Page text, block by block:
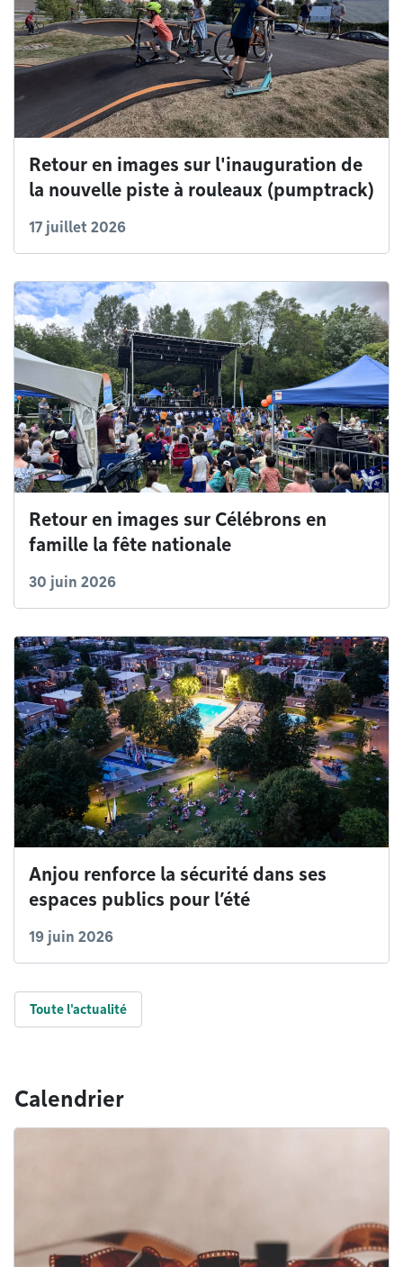
Retour en images sur l'inauguration de
la nouvelle piste à rouleaux (pumptrack)
17 juillet 2026
Retour en images sur Célébrons en
famille la fête nationale
30 juin 2026
Anjou renforce la sécurité dans ses
espaces publics pour l’été
19 juin 2026
Toute l'actualité
Calendrier